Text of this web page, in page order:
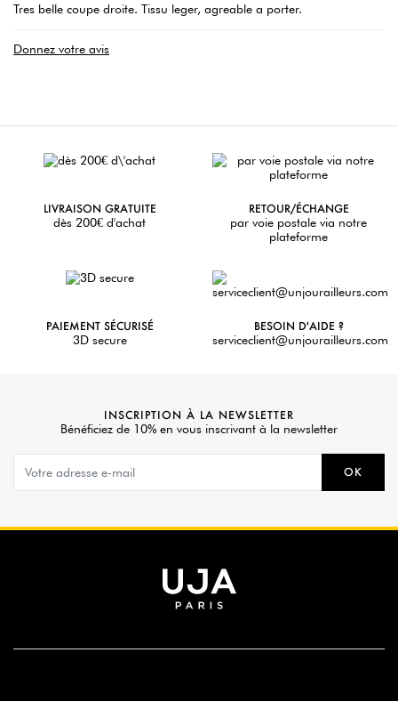
Tres belle coupe droite. Tissu leger, agreable a porter.
Donnez votre avis
LIVRAISON GRATUITE
dès 200€ d'achat
RETOUR/ÉCHANGE
par voie postale via notre
plateforme
PAIEMENT SÉCURISÉ
3D secure
BESOIN D'AIDE ?
serviceclient@unjourailleurs.com
INSCRIPTION À LA NEWSLETTER
Bénéficiez de 10% en vous inscrivant à la newsletter
OK